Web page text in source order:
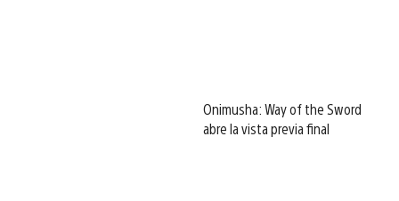
Onimusha: Way of the Sword
abre la vista previa final